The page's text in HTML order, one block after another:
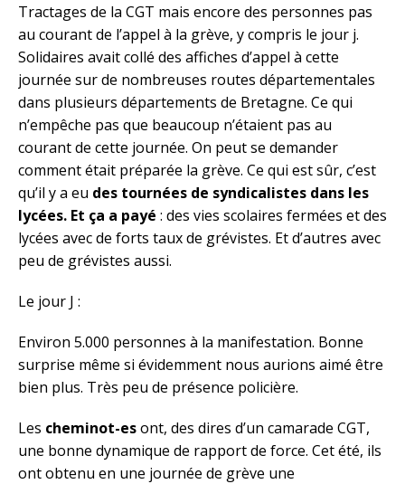
Tractages de la CGT mais encore des personnes pas
au courant de l’appel à la grève, y compris le jour j.
Solidaires avait collé des affiches d’appel à cette
journée sur de nombreuses routes départementales
dans plusieurs départements de Bretagne. Ce qui
n’empêche pas que beaucoup n’étaient pas au
courant de cette journée. On peut se demander
comment était préparée la grève. Ce qui est sûr, c’est
qu’il y a eu des tournées de syndicalistes dans les
lycées. Et ça a payé : des vies scolaires fermées et des
lycées avec de forts taux de grévistes. Et d’autres avec
peu de grévistes aussi.
Le jour J :
Environ 5.000 personnes à la manifestation. Bonne
surprise même si évidemment nous aurions aimé être
bien plus. Très peu de présence policière.
Les cheminot-esont, des dires d’un camarade CGT,
une bonne dynamique de rapport de force. Cet été, ils
ont obtenu en une journée de grève une